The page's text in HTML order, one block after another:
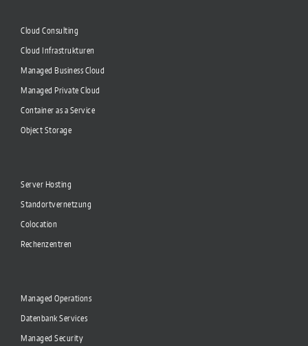
Cloud Consulting
Cloud Infrastrukturen
Managed Business Cloud
Managed Private Cloud
Container as a Service
Object Storage
Server Hosting
Standortvernetzung
Colocation
Rechenzentren
Managed Operations
Datenbank Services
Managed Security